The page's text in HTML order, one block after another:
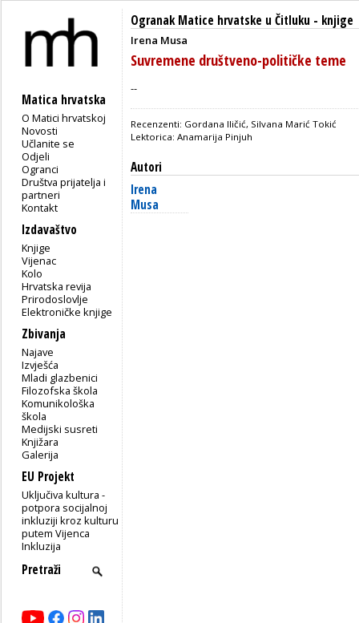
Matica hrvatska
O Matici hrvatskoj
Novosti
Učlanite se
Odjeli
Ogranci
Društva prijatelja i
partneri
Kontakt
Izdavaštvo
Knjige
Vijenac
Kolo
Hrvatska revija
Prirodoslovlje
Elektroničke knjige
Zbivanja
Najave
Izvješća
Mladi glazbenici
Filozofska škola
Komunikološka
škola
Medijski susreti
Knjižara
Galerija
EU Projekt
Uključiva kultura -
potpora socijalnoj
inkluziji kroz kulturu
putem Vijenca
Inkluzija
Ogranak Matice hrvatske u Čitluku - knjige
Irena Musa
Suvremene društveno-političke teme
--
Recenzenti: Gordana Iličić, Silvana Marić Tokić
Lektorica: Anamarija Pinjuh
Autori
Irena
Musa